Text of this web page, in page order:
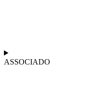
ASSOCIADO